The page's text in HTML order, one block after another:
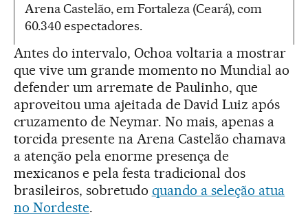
Arena Castelão, em Fortaleza (Ceará), com
60.340 espectadores.
Antes do intervalo, Ochoa voltaria a mostrar
que vive um grande momento no Mundial ao
defender um arremate de Paulinho, que
aproveitou uma ajeitada de David Luiz após
cruzamento de Neymar. No mais, apenas a
torcida presente na Arena Castelão chamava
a atenção pela enorme presença de
mexicanos e pela festa tradicional dos
brasileiros, sobretudo quando a seleção atua
no Nordeste.